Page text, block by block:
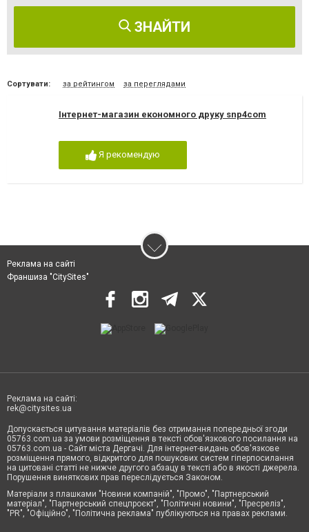
ЗНАЙТИ
Сортувати: за рейтингом за переглядами
Інтернет-магазин економного друку snp4com
Я рекомендую
Реклама на сайті
Франшиза "CitySites"
Реклама на сайті:
rek@citysites.ua
Допускається цитування матеріалів без отримання попередньої згоди
05763.com.ua за умови розміщення в тексті обов'язкового посилання на
05763.com.ua - Сайт міста Дергачі. Для інтернет-видань обов'язкове
розміщення прямого, відкритого для пошукових систем гіперпосилання
на цитовані статті не нижче другого абзацу в тексті або в якості джерела.
Порушення виняткових прав переслідується Законом.
Матеріали з плашками "Новини компаній", "Промо", "Партнерський
матеріал", "Партнерський спецпроєкт", "Політичні новини", "Пресреліз",
"PR", "Офіційно", "Політична реклама" публікуються на правах реклами.